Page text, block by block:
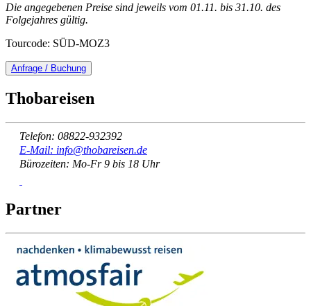
Die angegebenen Preise sind jeweils vom 01.11. bis 31.10. des
Folgejahres gültig.
Tourcode: SÜD-MOZ3
Anfrage / Buchung
Thobareisen
Telefon: 08822-932392
E-Mail: info@thobareisen.de
Bürozeiten: Mo-Fr 9 bis 18 Uhr
Partner